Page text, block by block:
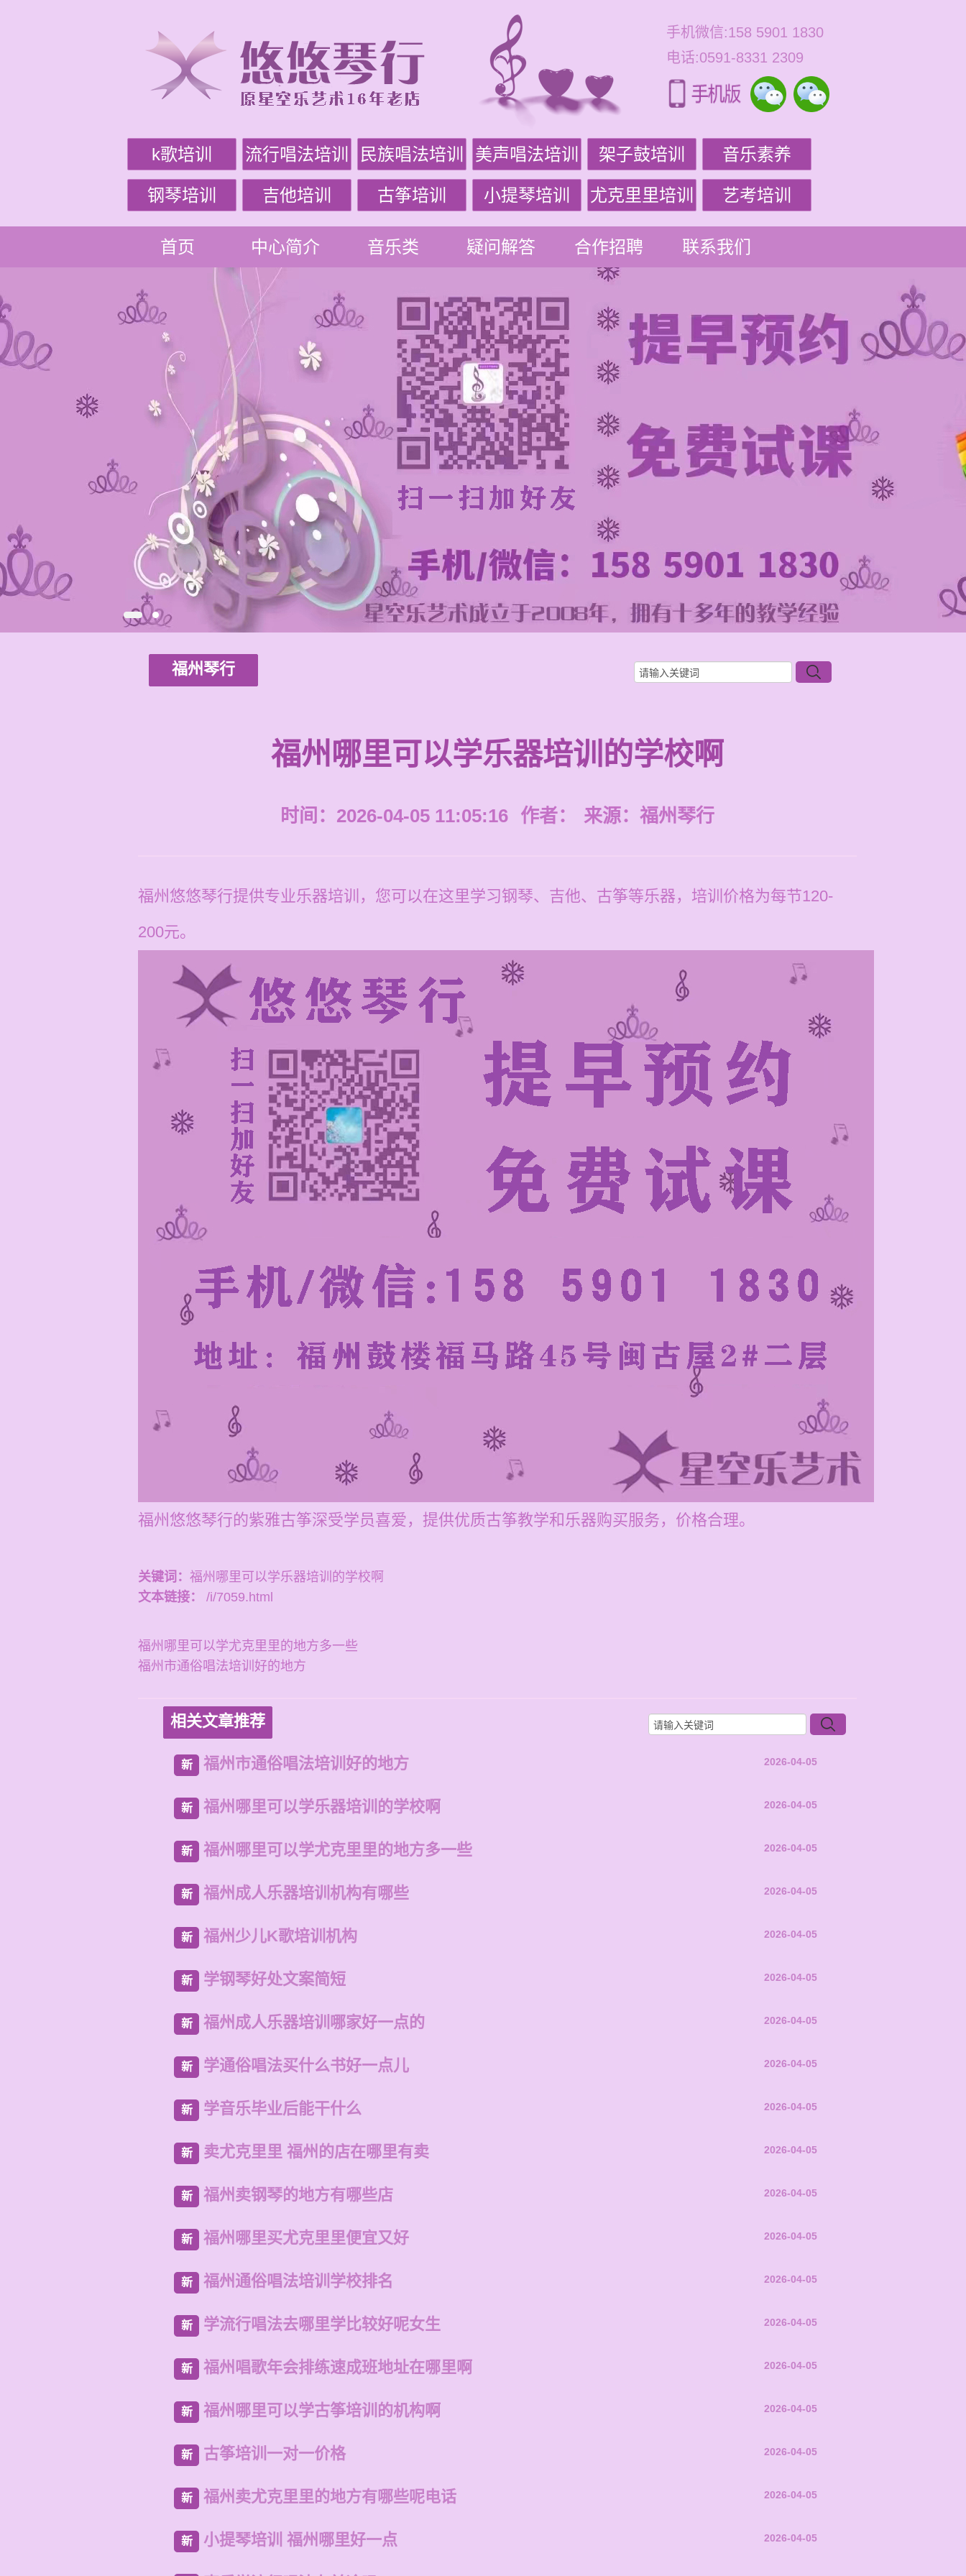
手机微信:158 5901 1830
电话:0591-8331 2309
k歌培训 流行唱法培训 民族唱法培训 美声唱法培训 架子鼓培训 音乐素养
钢琴培训 吉他培训 古筝培训 小提琴培训 尤克里里培训 艺考培训
首页 中心简介 音乐类 疑问解答 合作招聘 联系我们
福州琴行
福州哪里可以学乐器培训的学校啊
时间：2026-04-05 11:05:16 作者： 来源： 福州琴行
福州悠悠琴行提供专业乐器培训，您可以在这里学习钢琴、吉他、古筝等乐器，培训价格为每节120-
200元。
福州悠悠琴行的紫雅古筝深受学员喜爱，提供优质古筝教学和乐器购买服务，价格合理。
关键词： 福州哪里可以学乐器培训的学校啊
文本链接：
/i/7059.html
福州哪里可以学尤克里里的地方多一些
福州市通俗唱法培训好的地方
相关文章推荐
新 福州市通俗唱法培训好的地方 2026-04-05
新 福州哪里可以学乐器培训的学校啊 2026-04-05
新 福州哪里可以学尤克里里的地方多一些 2026-04-05
新 福州成人乐器培训机构有哪些 2026-04-05
新 福州少儿K歌培训机构 2026-04-05
新 学钢琴好处文案简短 2026-04-05
新 福州成人乐器培训哪家好一点的 2026-04-05
新 学通俗唱法买什么书好一点儿 2026-04-05
新 学音乐毕业后能干什么 2026-04-05
新 卖尤克里里 福州的店在哪里有卖 2026-04-05
新 福州卖钢琴的地方有哪些店 2026-04-05
新 福州哪里买尤克里里便宜又好 2026-04-05
新 福州通俗唱法培训学校排名 2026-04-05
新 学流行唱法去哪里学比较好呢女生 2026-04-05
新 福州唱歌年会排练速成班地址在哪里啊 2026-04-05
新 福州哪里可以学古筝培训的机构啊 2026-04-05
新 古筝培训一对一价格 2026-04-05
新 福州卖尤克里里的地方有哪些呢电话 2026-04-05
新 小提琴培训 福州哪里好一点 2026-04-05